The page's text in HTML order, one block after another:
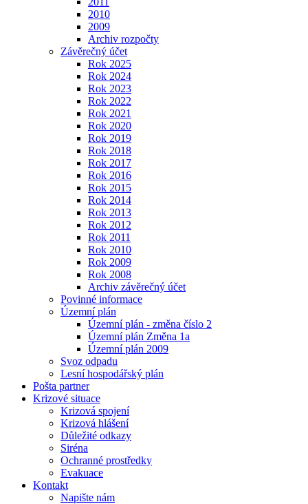
2010
2009
Archiv rozpočty
Závěrečný účet
Rok 2025
Rok 2024
Rok 2023
Rok 2022
Rok 2021
Rok 2020
Rok 2019
Rok 2018
Rok 2017
Rok 2016
Rok 2015
Rok 2014
Rok 2013
Rok 2012
Rok 2011
Rok 2010
Rok 2009
Rok 2008
Archiv závěrečný účet
Povinné informace
Územní plán
Územní plán - změna číslo 2
Územní plán Změna 1a
Územní plán 2009
Svoz odpadu
Lesní hospodářský plán
Pošta partner
Krizové situace
Krizová spojení
Krizová hlášení
Důležité odkazy
Siréna
Ochranné prostředky
Evakuace
Kontakt
Napište nám